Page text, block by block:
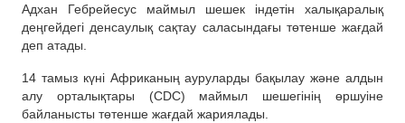
Адхан Гебрейесус маймыл шешек індетін халықаралық
деңгейдегі денсаулық сақтау саласындағы төтенше жағдай
деп атады.
14 тамыз күні Африканың ауруларды бақылау және алдын
алу орталықтары (CDC) маймыл шешегінің өршуіне
байланысты төтенше жағдай жариялады.